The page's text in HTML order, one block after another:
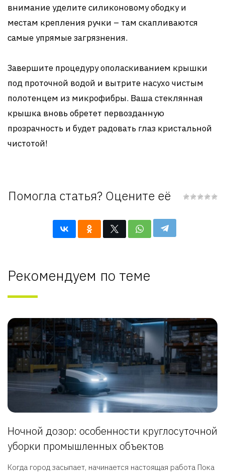
внимание уделите силиконовому ободку и
местам крепления ручки – там скапливаются
самые упрямые загрязнения.
Завершите процедуру ополаскиванием крышки
под проточной водой и вытрите насухо чистым
полотенцем из микрофибры. Ваша стеклянная
крышка вновь обретет первозданную
прозрачность и будет радовать глаз кристальной
чистотой!
Помогла статья? Оцените её
Рекомендуем по теме
Ночной дозор: особенности круглосуточной
уборки промышленных объектов
Когда город засыпает, начинается настоящая работа Пока